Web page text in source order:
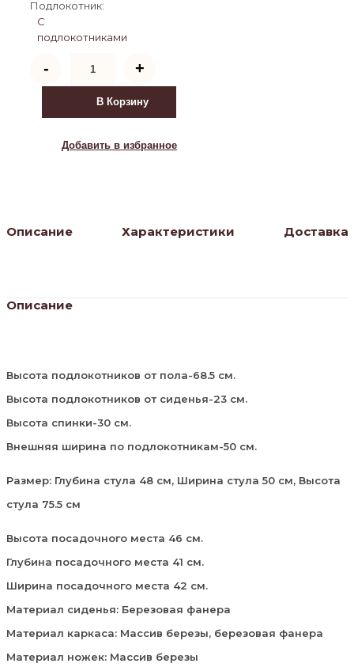
Подлокотник:
С
подлокотниками
-
товара
Стул
Венский
твердый
внутрь
+
В Корзину
Добавить в избранное
Описание Характеристики Доставка
Описание
Высота подлокотников от пола-68.5 см.
Высота подлокотников от сиденья-23 см.
Высота спинки-30 см.
Внешняя ширина по подлокотникам-50 см.
Размер: Глубина стула 48 см, Ширина стула 50 см, Высота
стула 75.5 см
Высота посадочного места 46 см.
Глубина посадочного места 41 см.
Ширина посадочного места 42 см.
Материал сиденья: Березовая фанера
Материал каркаса: Массив березы, березовая фанера
Материал ножек: Массив березы